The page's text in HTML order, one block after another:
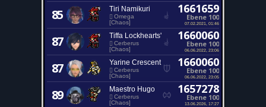
85 Tiri Namikuri
Omega
[Chaos]
1661659
Ebene 100
07.02.2021, 01:46
87 Tiffa Lockhearts'
Cerberus
[Chaos]
1660060
Ebene 100
06.06.2022, 23:06
87 Yarine Crescent
Cerberus
[Chaos]
1660060
Ebene 100
06.06.2022, 23:05
89 Maestro Hugo
Cerberus
[Chaos]
1657278
Ebene 100
13.06.2026, 17:27